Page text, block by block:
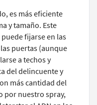
es más eficiente
y tamaño. Este
fijarse en las
puertas (aunque
a techos y
del delincuente y
más cantidad del
por nuestro spray,